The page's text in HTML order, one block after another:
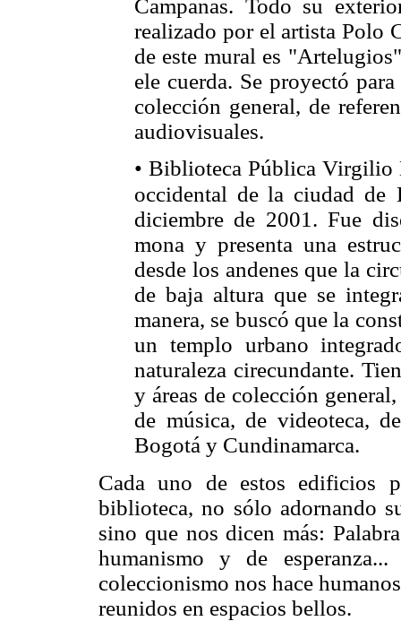
Campanas. Todo su
realizado por el artista Polo
de este mural es
ele cuerda. Se proyectó
colección general, de
audiovisuales.
• Biblioteca Pública Virgilio
occidental de la ciudad de
diciembre de 2001. Fue
mona y presenta una
desde los andenes que la
de baja altura que se
manera, se buscó que la
un templo urbano
naturaleza cirecundante.
y áreas de colección
de música, de videoteca,
Bogotá y Cundinamarca.
Cada uno de estos edificios
biblioteca, no sólo adornando
sino que nos dicen más:
humanismo y de
coleccionismo nos hace
reunidos en espacios bellos.